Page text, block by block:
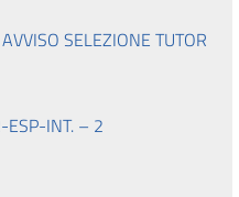
SELEZIONE TUTOR
ESP-INT. – 2